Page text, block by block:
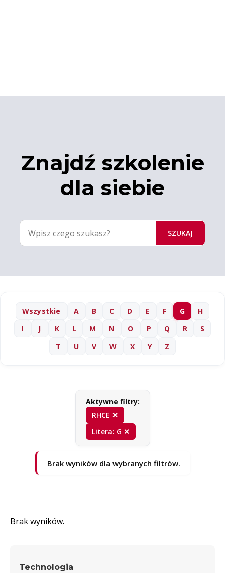
Znajdź szkolenie
dla siebie
SZUKAJ
Wszystkie A B C D E F G
H
I
J K L M N O P Q R
S
T
U V W X Y Z
Aktywne filtry:
RHCE ✕
Litera: G ✕
Brak wyników dla wybranych filtrów.
Brak wyników.
Technologia